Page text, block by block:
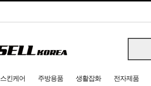
스킨케어 주방용품 생활잡화 전자제품